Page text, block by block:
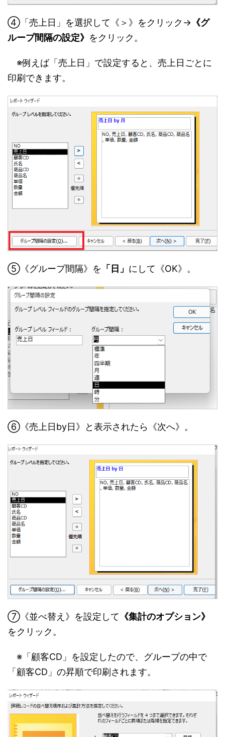
④「売上日」を選択して《＞》をクリック→ 《グ
ループ間隔の設定》 をクリック。
※例えば「売上日」で設定すると、売上日ごとに
印刷できます。
⑤《グループ間隔》を 「日」 にして《OK》。
⑥《売上日by日》と表示されたら《次へ》。
⑦《並べ替え》を設定して 《集計のオプション》
をクリック。
※「顧客CD」を設定したので、グループの中で
「顧客CD」の昇順で印刷されます。